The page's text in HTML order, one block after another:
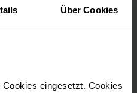
Über Cookies
eingesetzt. Cookies
der